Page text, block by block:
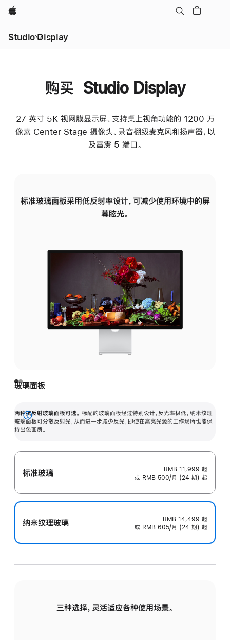
Apple
Studio Display
购买 Studio Display
27 英寸 5K 视网膜显示屏、支持桌上视角功能的 1200 万
像素 Center Stage 摄像头、录音棚级麦克风和扬声器，以
及雷雳 5 端口。
标准玻璃面板采用低反射率设计，可减少使用环境中的屏
幕眩光。
玻璃面板
两种抗反射玻璃面板可选。 标配的玻璃面板经过特别设计，反光率极低。纳米纹理
玻璃面板可分散反射光，从而进一步减少反光，即使在高亮光源的工作场所也能保
持出色画质。
展
开
标准玻璃 RMB 11,999 起
或 RMB 500/月 (24 期) 起
纳米纹理玻璃 RMB 14,499 起
或 RMB 605/月 (24 期) 起
三种选择，灵活适应各种使用场景。